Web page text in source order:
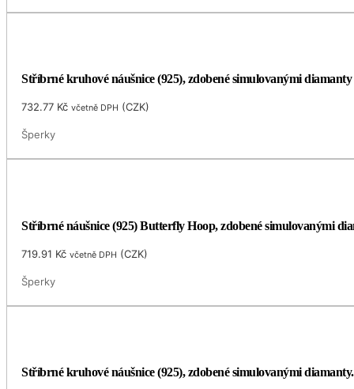
Stříbrné kruhové náušnice (925), zdobené simulovanými
732.77 Kč včetně DPH (CZK)
Šperky
Stříbrné náušnice (925) Butterfly Hoop, zdobené simulovanými
719.91 Kč včetně DPH (CZK)
Šperky
Stříbrné kruhové náušnice (925), zdobené simulovanými diamanty.